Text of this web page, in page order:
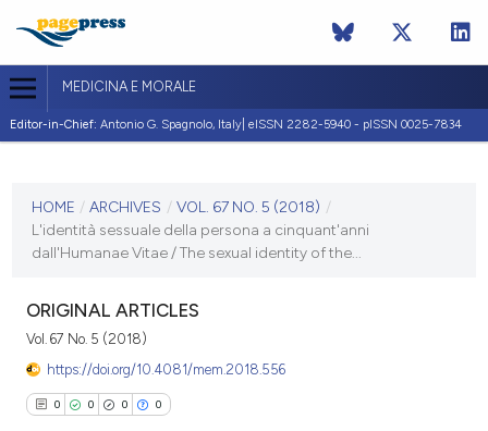
MEDICINA E MORALE
Editor-in-Chief: Antonio G. Spagnolo, Italy| eISSN 2282-5940 - pISSN 0025-7834
VOL. 67 NO. 5 (2018)
HOME / ARCHIVES / VOL. 67 NO. 5 (2018) /
L'identità sessuale della persona a cinquant'anni
dall'Humanae Vitae / The sexual identity of the...
ORIGINAL ARTICLES
Vol. 67 No. 5 (2018)
https://doi.org/10.4081/mem.2018.556
0 0 0 0